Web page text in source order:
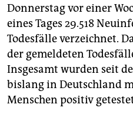
Donnerstag vor einer
eines Tages 29.518
Todesfälle verzeichnet.
der gemeldeten
Insgesamt wurden seit
bislang in Deutschland
Menschen positiv